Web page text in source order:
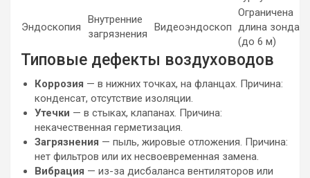
Эндоскопия
Внутренние
загрязнения
Видеоэндоскоп
Ограничена
длина зонда
(до 6 м)
Типовые дефекты воздуховодов
Коррозия — в нижних точках, на фланцах. Причина:
конденсат, отсутствие изоляции.
Утечки — в стыках, клапанах. Причина:
некачественная герметизация.
Загрязнения — пыль, жировые отложения. Причина:
нет фильтров или их несвоевременная замена.
Вибрация — из-за дисбаланса вентиляторов или